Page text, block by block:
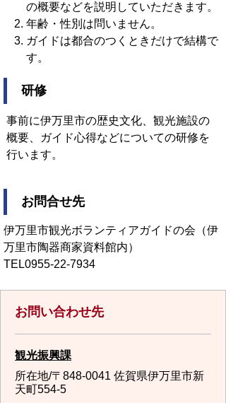
の概要などを説明していただきます。
年齢・性別は問いません。
ガイドは都合のつくときだけで結構で
す。
研修
事前に伊万里市の歴史文化、観光施設の
概要、ガイド心得などについての研修を
行います。
お問合せ先
伊万里市観光ボランティアガイドの会（伊
万里市陶器商家資料館内）
TEL0955-22-7934
お問い合わせ先
観光振興課
所在地/〒848-0041 佐賀県伊万里市新
天町554-5